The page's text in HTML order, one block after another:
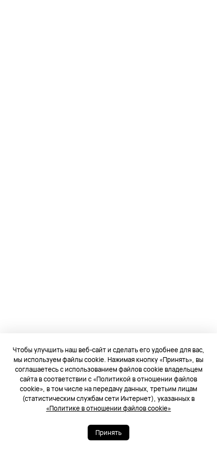
Чтобы улучшить наш веб-сайт и сделать его удобнее для вас,
мы используем файлы cookie. Нажимая кнопку «Принять», вы
соглашаетесь с использованием файлов cookie владельцем
сайта в соответствии с «Политикой в отношении файлов
cookie», в том числе на передачу данных, третьим лицам
(статистическим службам сети Интернет), указанных в
«Политике в отношении файлов cookie»
Принять